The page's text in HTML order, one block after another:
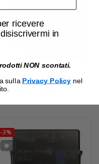
Interrutore Vimar
Quid con funzione reset
€
-3%
ricevere
in
NON scontati.
sulla Privacy Policy nel